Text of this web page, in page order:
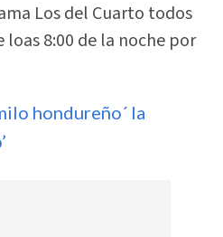
Los del Cuarto todos
8:00 de la noche por
hondureño´ la